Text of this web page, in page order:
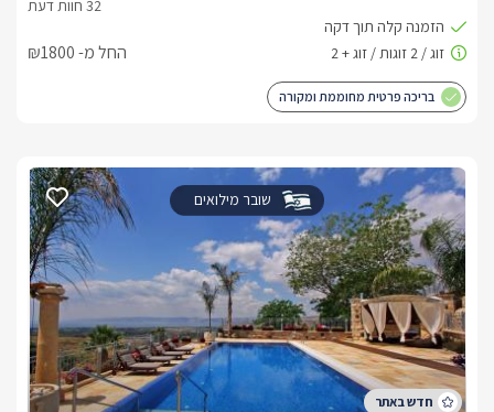
החל מ- ₪1800
בריכה פרטית מחוממת ומקורה
שובר מילואים